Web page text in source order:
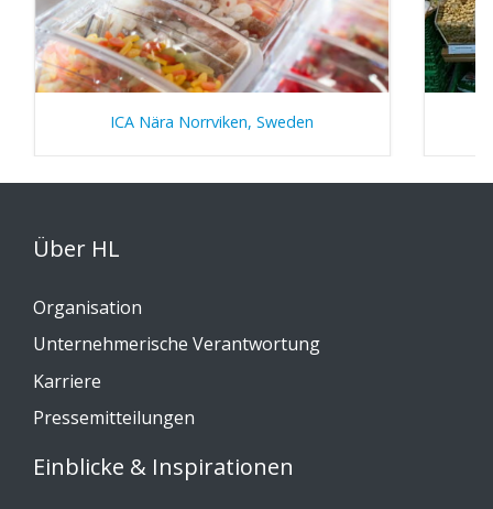
ICA Nära Norrviken, Sweden
Über HL
Organisation
Unternehmerische Verantwortung
Karriere
Pressemitteilungen
Einblicke & Inspirationen